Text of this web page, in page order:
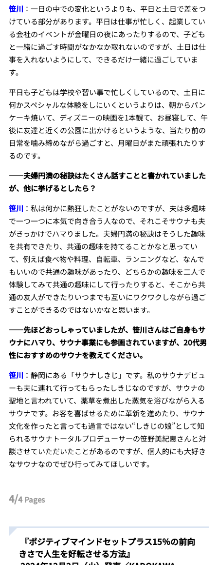
笹川 ：一日の中での変化というよりも、平日と土日で差をつ
けている部分があります。平日は仕事が忙しく、起業してい
る会社のイベントが金曜日の夜にあったりするので、子ども
と一緒に過ごす時間がなかなか取れないのですが、土日は仕
事を入れないようにして、できるだけ一緒に過ごしていま
す。
平日も子どもは学校や習い事で忙しくしているので、土日に
何かスペシャルな体験をしにいくというよりは、朝からパン
ケーキ焼いて、ディズニーの映画を1本観て、お昼寝して、午
後に友達と近くの公園に出かけるというような、当たり前の
日常を噛み締めながら過ごすと、月曜日がまた頑張れたりす
るのです。
――夫婦円満の秘訣はたくさん話すことと書かれていました
が、他に挙げるとしたら？
笹川 ：私は何かに熱狂したことがないのですが、夫は多趣味
で一つ一つに本気で向き合う人なので、それこそサウナも夫
がきっかけでハマりました。夫婦円満の秘訣はそうした趣味
を共有できたり、共通の趣味を持てることかなと思ってい
て、例えば食べ物や料理、自転車、ランニングなど、なんで
もいいので共通の趣味があったり、どちらかの趣味を二人で
体験してみて共通の趣味にして行ったりすると、そこから共
通の友人ができたりいつまでも互いにワクワクしながら過ご
すことができるのではないかなと思います。
――先ほどおっしゃっていましたが、笹川さんはご自身もサ
ウナにハマり、サウナ事業にも参画されていますが、20代男
性におすすめのサウナを教えてください。
笹川 ：静岡にある「サウナしきじ」です。私のサウナデビュ
ーも夫に連れて行ってもらったしきじなのですが、サウナの
聖地と言われていて、薬草を煮出した蒸気を浴びながら入る
サウナです。お客を喜ばせるために革新を進めたり、サウナ
文化を作ったと言っても過言ではない“しきじの娘”として知
られるサウナトータルプロデューサーの笹野美紀恵さんと対
談させていただいたことがあるのですが、個人的にも大好き
なサウナなのでぜひ行ってみてほしいです。
4/4Pages
『ポジティブマインドセットプラス15％の前向
きさで人生を好転させる方法』